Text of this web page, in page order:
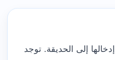
إلى الحديقة. توجد